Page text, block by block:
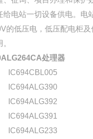
给电站一切设备供电。
的低压电，低压配电柜
处理器
IC694CBL005
IC694ALG390
IC694ALG392
IC694ALG391
IC694ALG233